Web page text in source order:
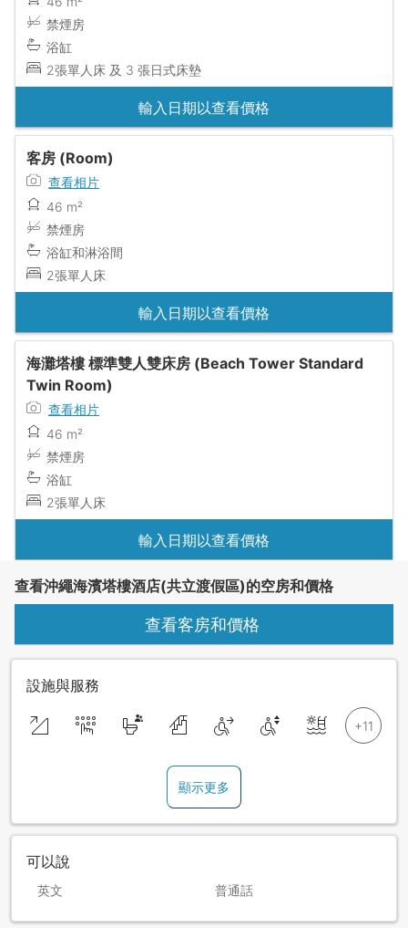
禁煙房
浴缸
2張單人床 及 3 張日式床墊
輸入日期以查看價格
客房 (Room)
查看相片
46 m²
禁煙房
浴缸和淋浴間
2張單人床
輸入日期以查看價格
海灘塔樓 標準雙人雙床房 (Beach Tower Standard
Twin Room)
查看相片
46 m²
禁煙房
浴缸
2張單人床
輸入日期以查看價格
查看沖繩海濱塔樓酒店(共立渡假區)的空房和價格
查看客房和價格
設施與服務
顯示更多
可以說
英文 普通話